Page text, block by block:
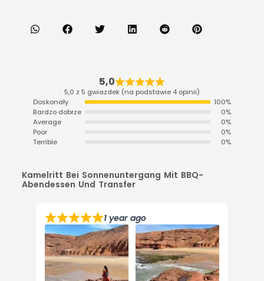
5,0
5,0 z 5 gwiazdek (na podstawie 4 opinii)
Doskonały
100%
Bardzo dobrze
0%
Average
0%
Poor
0%
Terrible
0%
Kamelritt Bei Sonnenuntergang Mit BBQ-
Abendessen Und Transfer
1 year ago